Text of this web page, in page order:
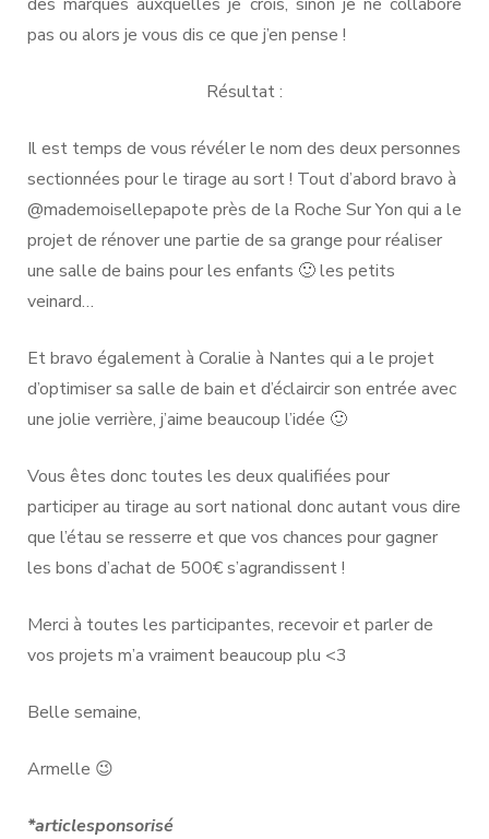
pas ou alors je vous dis ce que j’en pense !
Résultat :
Il est temps de vous révéler le nom des deux personnes
sectionnées pour le tirage au sort ! Tout d’abord bravo à
@mademoisellepapote près de la Roche Sur Yon qui a le
projet de rénover une partie de sa grange pour réaliser
une salle de bains pour les enfants 🙂 les petits
veinard…
Et bravo également à Coralie à Nantes qui a le projet
d’optimiser sa salle de bain et d’éclaircir son entrée avec
une jolie verrière, j’aime beaucoup l’idée 🙂
Vous êtes donc toutes les deux qualifiées pour
participer au tirage au sort national donc autant vous dire
que l’étau se resserre et que vos chances pour gagner
les bons d’achat de 500€ s’agrandissent !
Merci à toutes les participantes, recevoir et parler de
vos projets m’a vraiment beaucoup plu <3
Belle semaine,
Armelle 😉
*articlesponsorisé